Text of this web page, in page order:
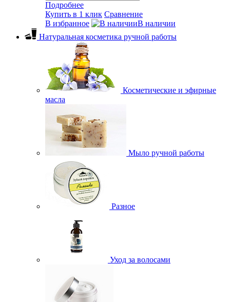
Подробнее
Купить в 1 клик Сравнение
В избранное
В наличии
Натуральная косметика ручной работы
Косметические и эфирные
масла
Мыло ручной работы
Разное
Уход за волосами